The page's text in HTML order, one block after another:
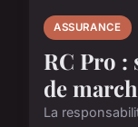
ASSURANCE
RC Pro :
de
La